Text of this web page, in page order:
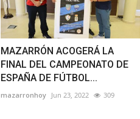
MAZARRÓN ACOGERÁ LA
FINAL DEL CAMPEONATO DE
ESPAÑA DE FÚTBOL...
mazarronhoy Jun 23, 2022 309